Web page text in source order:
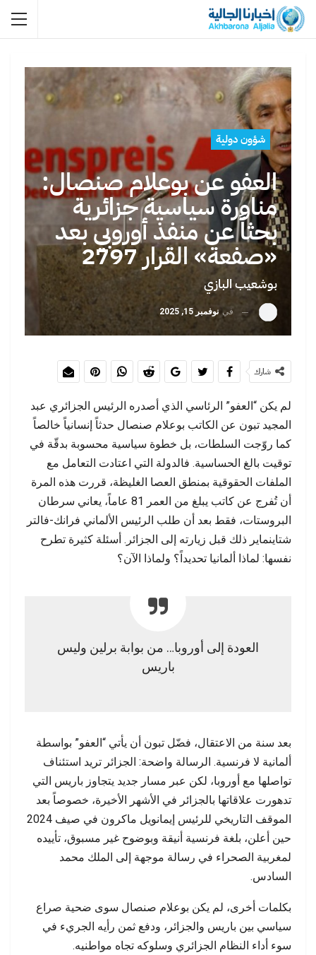
شؤون دولية
العفو عن بوعلام صنصال:
مناورة سياسية جزائرية
بحثاً عن منفذ أوروبي بعد
«صفعة» القرار 2797
بوشعيب البازي
في نوفمبر 15, 2025
شارك
لم يكن “العفو” الرئاسي الذي أصدره الرئيس الجزائري عبد
المجيد تبون عن الكاتب بوعلام صنصال حدثاً إنسانياً خالصاً
كما روّجت السلطات، بل خطوة سياسية محسوبة بدقّة في
توقيت بالغ الحساسية. فالدولة التي اعتادت التعامل مع
الملفات الحقوقية بمنطق العصا الغليظة، قررت هذه المرة
أن تُفرج عن كاتب يبلغ من العمر 81 عاماً، يعاني سرطان
البروستات، فقط بعد أن طلب الرئيس الألماني فرانك-فالتر
شتاينماير ذلك قبل زيارته إلى الجزائر. أسئلة كثيرة تطرح
نفسها: لماذا ألمانيا تحديداً؟ ولماذا الآن؟
العودة إلى أوروبا… من بوابة برلين وليس
باريس
بعد سنة من الاعتقال، فضّل تبون أن يأتي “العفو” بواسطة
ألمانية لا فرنسية. الرسالة واضحة: الجزائر تريد استئناف
تواصلها مع أوروبا، لكن عبر مسار جديد يتجاوز باريس التي
تدهورت علاقاتها بالجزائر في الأشهر الأخيرة، خصوصاً بعد
الموقف التاريخي للرئيس إيمانويل ماكرون في صيف 2024
حين أعلن، بلغة فرنسية أنيقة وبوضوح غير مسبوق، تأييده
لمغربية الصحراء في رسالة موجهة إلى الملك محمد
السادس.
بكلمات أخرى، لم يكن بوعلام صنصال سوى ضحية صراع
سياسي بين باريس والجزائر، ودفع ثمن رأيه الجريء في
سوء أداء النظام الجزائري وسلوكه تجاه مواطنيه.